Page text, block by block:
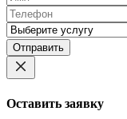
Оставьте
это
поле
Оставить заявку